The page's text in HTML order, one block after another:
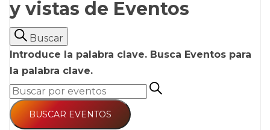
y vistas de Eventos
Buscar
Introduce la palabra clave. Busca Eventos para
la palabra clave.
BUSCAR EVENTOS